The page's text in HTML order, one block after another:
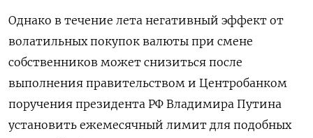
Однако в течение лета негативный эффект от
волатильных покупок валюты при смене
собственников может снизиться после
выполнения правительством и Центробанком
поручения президента РФ Владимира Путина
установить ежемесячный лимит для подобных